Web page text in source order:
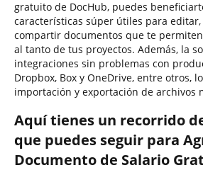
gratuito de DocHub, puedes
características súper útiles para
compartir documentos que te
al tanto de tus proyectos. Además, la
integraciones sin problemas con
Dropbox, Box y OneDrive, entre otros,
importación y exportación de archivos
Aquí tienes un recorrido
que puedes seguir para
Documento de Salario